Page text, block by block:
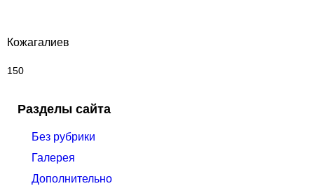
Кожагалиев
150
Разделы сайта
Без рубрики
Галерея
Дополнительно